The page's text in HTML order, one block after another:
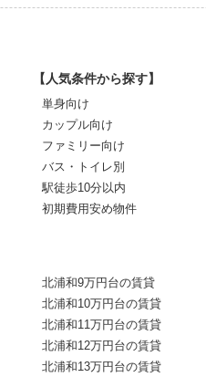
【人気条件から探す】
単身向け
カップル向け
ファミリー向け
バス・トイレ別
駅徒歩10分以内
初期費用安め物件
北浦和9万円台の賃貸
北浦和10万円台の賃貸
北浦和11万円台の賃貸
北浦和12万円台の賃貸
北浦和13万円台の賃貸